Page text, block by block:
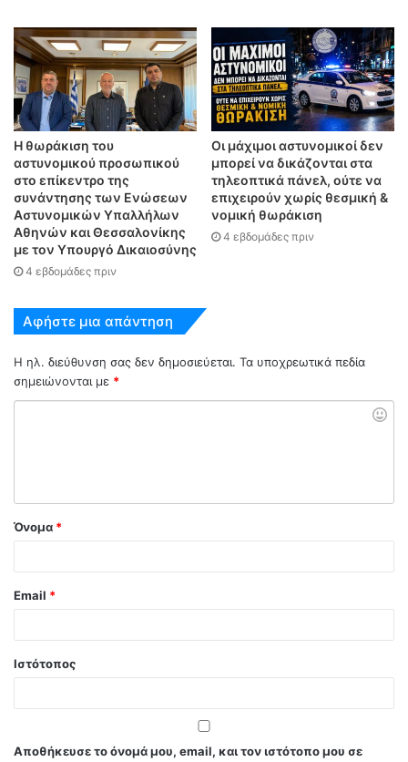
Η θωράκιση του
αστυνομικού προσωπικού
στο επίκεντρο της
συνάντησης των Ενώσεων
Αστυνομικών Υπαλλήλων
Αθηνών και Θεσσαλονίκης
με τον Υπουργό Δικαιοσύνης
4 εβδομάδες πριν
Οι μάχιμοι αστυνομικοί δεν
μπορεί να δικάζονται στα
τηλεοπτικά πάνελ, ούτε να
επιχειρούν χωρίς θεσμική &
νομική θωράκιση
4 εβδομάδες πριν
Αφήστε μια απάντηση
Η ηλ. διεύθυνση σας δεν δημοσιεύεται. Τα υποχρεωτικά πεδία
σημειώνονται με *
Όνομα *
Email *
Ιστότοπος
Αποθήκευσε το όνομά μου, email, και τον ιστότοπο μου σε